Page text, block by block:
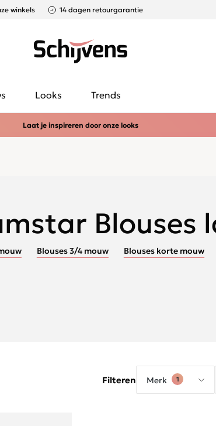
winkels 14 dagen retourgarantie
Looks Trends
Laat je inspireren door onze looks
Blouses
Blouses 3/4 mouw Blouses korte mouw
Filteren Merk 1